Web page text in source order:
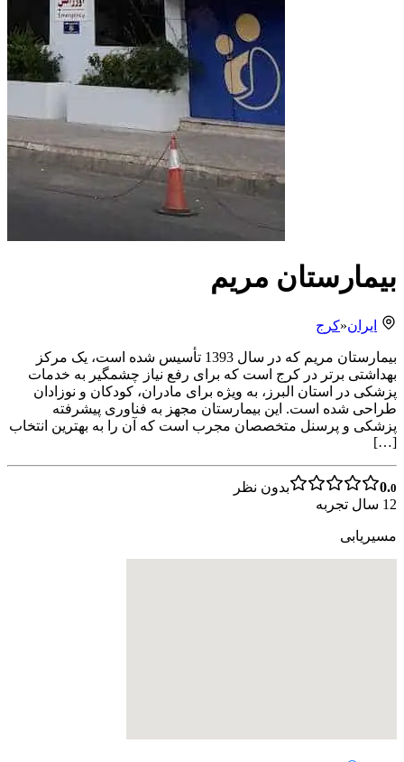
بیمارستان مریم
ایران«کرج
بیمارستان مریم که در سال 1393 تأسیس شده است، یک مرکز
بهداشتی برتر در کرج است که برای رفع نیاز چشمگیر به خدمات
پزشکی در استان البرز، به ویژه برای مادران، کودکان و نوزادان
طراحی شده است. این بیمارستان مجهز به فناوری پیشرفته
پزشکی و پرسنل متخصصان مجرب است که آن را به بهترین انتخاب
[…]
0.0
بدون نظر
12 سال تجربه
مسیریابی